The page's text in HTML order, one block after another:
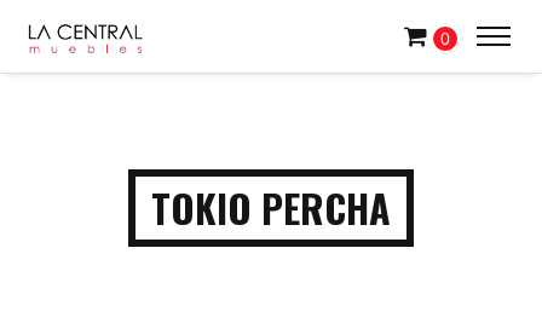
0
TOKIO PERCHA